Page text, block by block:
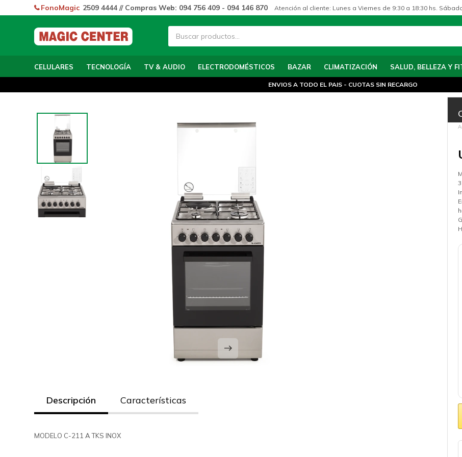
CELULARES TECNOLOGÍA TV & AUDIO ELECTRODOMÉSTICOS BAZAR CLIMATIZACIÓN SALUD, BELLEZA Y
FonoMagic 2509 4444 // Compras Web: 094 756 409 - 094 146 870 Atención al cliente: Lunes a Viernes de 9:30 a 18:30 hs.
ENVIOS A TODO EL PAIS - CUOTAS SIN RECARGO
Descripción Características
MODELO C-211 A TKS INOX